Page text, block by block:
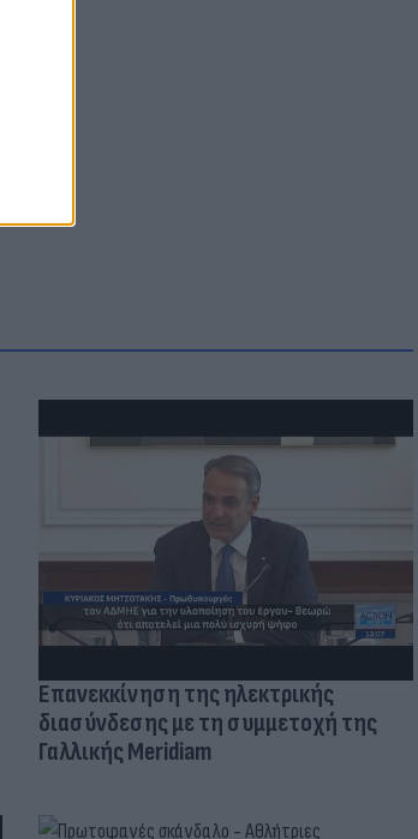
Επανεκκίνηση της ηλεκτρικής
διασύνδεσης με τη συμμετοχή της
Γαλλικής Meridiam